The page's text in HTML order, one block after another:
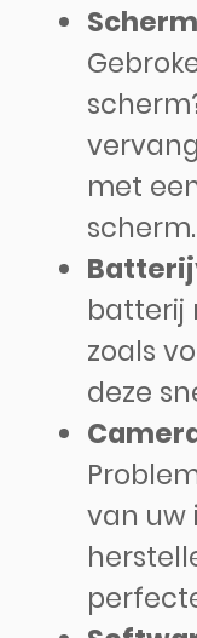
met
scherm.
batterij
zoals
deze
van uw